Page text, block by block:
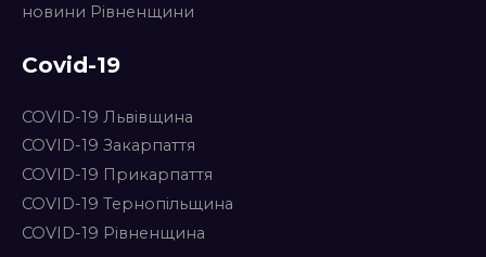
новини Рівненщини
Covid-19
COVID-19 Львівщина
COVID-19 Закарпаття
COVID-19 Прикарпаття
COVID-19 Тернопільщина
COVID-19 Рівненщина